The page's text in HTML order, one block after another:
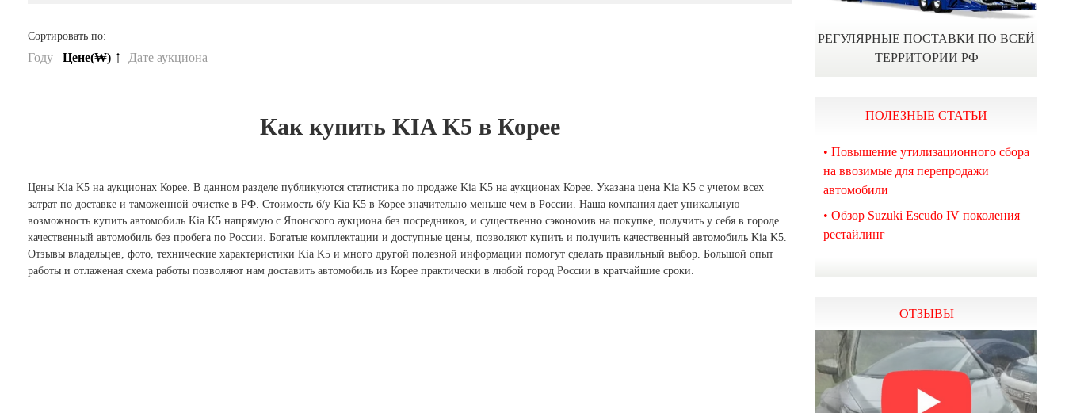
РЕГУЛЯРНЫЕ ПОСТАВКИ ПО ВСЕЙ
ТЕРРИТОРИИ РФ
ПОЛЕЗНЫЕ СТАТЬИ
• Повышение утилизационного сбора
на ввозимые для перепродажи
автомобили
• Обзор Suzuki Escudo IV поколения
рестайлинг
ОТЗЫВЫ
Сортировать по:
Году Цене(₩) ↑ Дате аукциона
Как купить KIA K5 в Корее
Цены Kia K5 на аукционах Корее. В данном разделе публикуются статистика по продаже Kia K5 на аукционах Корее. Указана цена Kia K5 с учетом всех
затрат по доставке и таможенной очистке в РФ. Стоимость б/у Kia K5 в Корее значительно меньше чем в России. Наша компания дает уникальную
возможность купить автомобиль Kia K5 напрямую с Японского аукциона без посредников, и существенно сэкономив на покупке, получить у себя в городе
качественный автомобиль без пробега по России. Богатые комплектации и доступные цены, позволяют купить и получить качественный автомобиль Kia K5.
Отзывы владельцев, фото, технические характеристики Kia K5 и много другой полезной информации помогут сделать правильный выбор. Большой опыт
работы и отлаженая схема работы позволяют нам доставить автомобиль из Корее практически в любой город России в кратчайшие сроки.